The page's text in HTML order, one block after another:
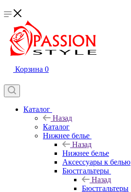
Корзина 0
Каталог
Назад
Каталог
Нижнее белье
Назад
Нижнее белье
Аксессуары к белью
Бюстгальтеры
Назад
Бюстгальтеры